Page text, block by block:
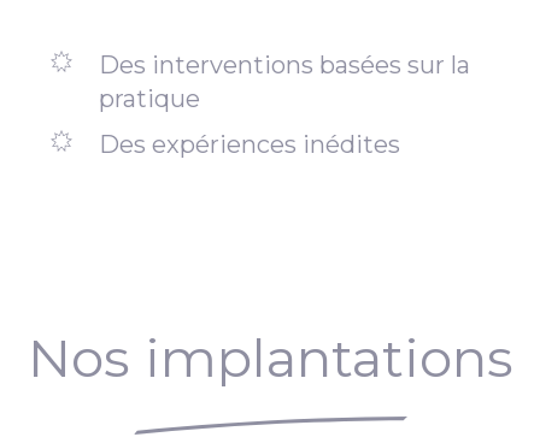
Des interventions basées sur la
pratique
Des expériences inédites
Nos implantations